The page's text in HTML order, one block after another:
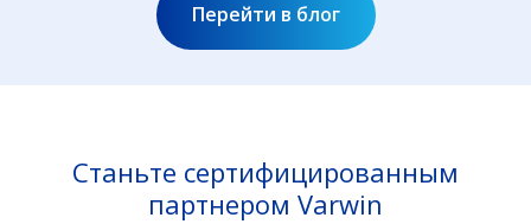
Перейти в блог
Станьте сертифицированным
партнером Varwin